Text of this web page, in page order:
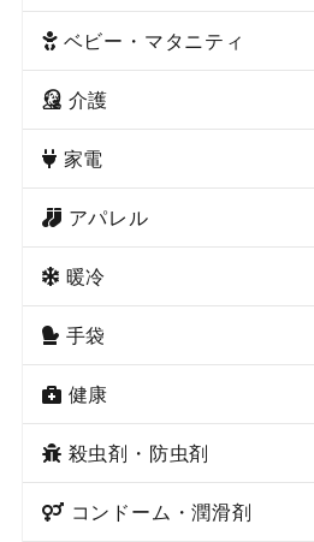
ベビー・マタニティ
介護
家電
アパレル
暖冷
手袋
健康
殺虫剤・防虫剤
コンドーム・潤滑剤